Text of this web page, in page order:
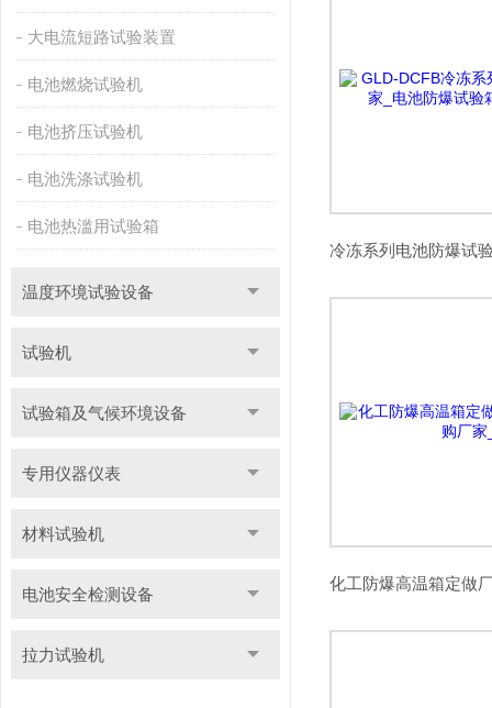
大电流短路试验装置
电池燃烧试验机
电池挤压试验机
电池洗涤试验机
电池热滥用试验箱
温度环境试验设备
试验机
试验箱及气候环境设备
专用仪器仪表
材料试验机
电池安全检测设备
拉力试验机